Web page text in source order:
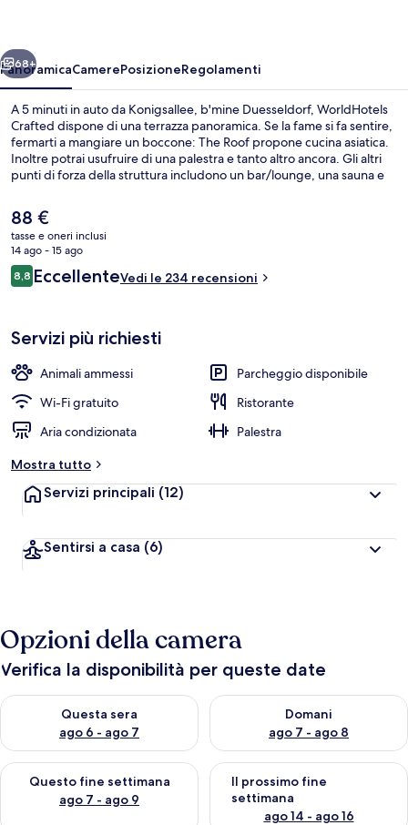
Avanti
68+
PanoramicaCamerePosizioneRegolamenti
A 5 minuti in auto da Konigsallee, b'mine Duesseldorf, WorldHotels
Crafted dispone di una terrazza panoramica. Se la fame si fa sentire,
fermarti a mangiare un boccone: The Roof propone cucina asiatica.
Inoltre potrai usufruire di una palestra e tanto altro ancora. Gli altri
punti di forza della struttura includono un bar/lounge, una sauna e
struttura è una comoda base per spostarsi con i mezzi pubblici:
Fermata del tram di Stadtwerke-Düsselstrand si trova a 6 min a piedi
e Kettwiger Straße U-Bahn a 6.
Il
prezzo
attuale
è
88 €
88 €
tasse e oneri inclusi
14 ago - 15 ago
Recensioni
8,88,8 su 10
EccellenteVedi le 234 recensioni
Servizi più richiesti
Animali ammessi
Parcheggio disponibile
Wi-Fi gratuito
Ristorante
Aria condizionata
Palestra
Mostra tutto
Servizi principali (12)
Sentirsi a casa (6)
Opzioni della camera
Verifica la disponibilità per queste date
Questa sera
ago 6 - ago 7
Verifica la disponibilità per questa sera, ago 6 - ago 7
Domani
ago 7 - ago 8
Verifica la disponibilità per
Questo fine settimana
ago 7 - ago 9
Verifica la disponibilità per questo fine settimana, ago 7 - ago
Il prossimo fine
settimana
ago 14 - ago 16
Verifica la disponibilità per il